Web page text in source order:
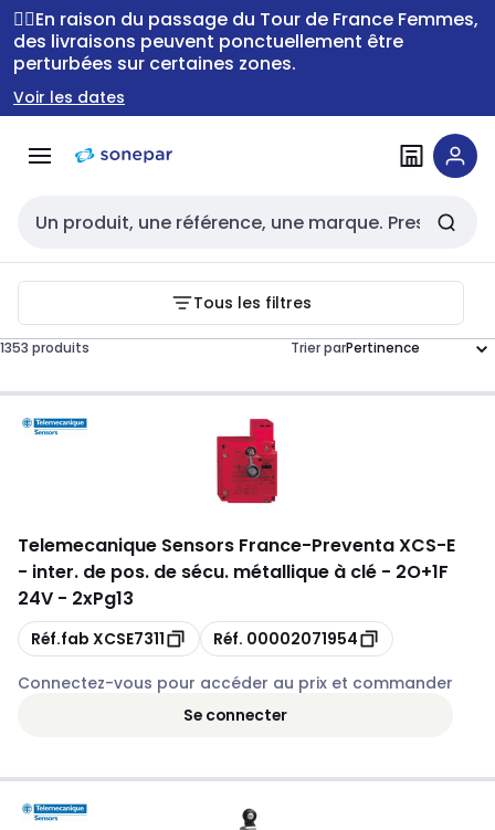
Passer à la
navigation
Passer
au
contenu
🚴‍♂️En raison du passage du Tour de France Femmes,
des livraisons peuvent ponctuellement être
perturbées sur certaines zones.
Voir les dates
Entrée de recherche
Tous les filtres
1353 produits Trier par
Telemecanique Sensors France-Preventa XCS-E
- inter. de pos. de sécu. métallique à clé - 2O+1F
24V - 2xPg13
Copie
Réf.fab XCSE7311 Copie
Réf. 00002071954
Connectez-vous pour accéder au prix et commander
Se connecter